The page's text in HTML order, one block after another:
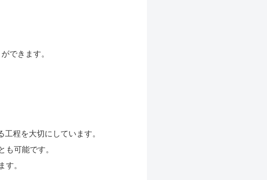
できます。
程を大切にしています。
も可能です。
す。